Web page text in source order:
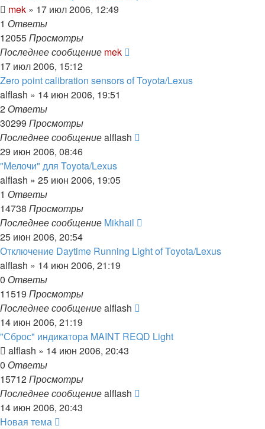
mek » 17 июл 2006, 12:49
1 Ответы
12055Просмотры
Последнее сообщение mek
17 июл 2006, 15:12
Zero point calibration sensors of Toyota/Lexus
alflash » 14 июн 2006, 19:51
2 Ответы
30299 Просмотры
Последнее сообщениеalflash
29 июн 2006, 08:46
"Мелочи" для Toyota/Lexus
alflash » 25 июн 2006, 19:05
1 Ответы
14738 Просмотры
Последнее сообщение Mikhail
25 июн 2006, 20:54
Отключение Daytime Running Light of Toyota/Lexus
alflash » 14 июн 2006, 21:19
0 Ответы
11519 Просмотры
Последнее сообщениеalflash
14 июн 2006, 21:19
"Сброс" индикатора MAINT REQD Light
alflash » 14 июн 2006, 20:43
0 Ответы
15712Просмотры
Последнее сообщениеalflash
14 июн 2006, 20:43
Новая тема